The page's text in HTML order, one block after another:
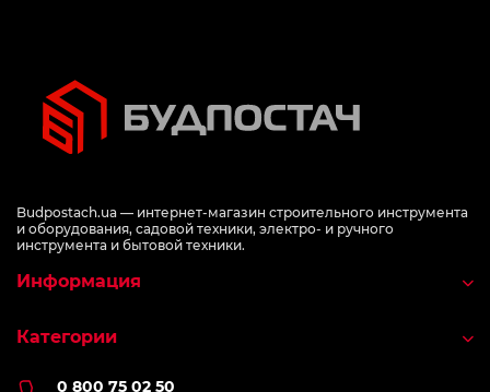
Budpostach.ua — интернет-магазин строительного инструмента
и оборудования, садовой техники, электро- и ручного
инструмента и бытовой техники.
0 800 75 02 50
Информация
Категории